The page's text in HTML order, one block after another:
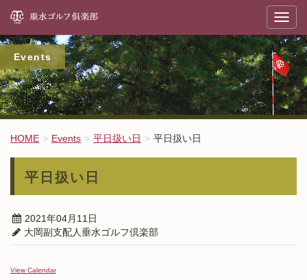
T
g
g
l
e
n
a
v
i
a
n
垂
Events
HOME Events 平日扱い日 平日扱い日
平日扱い日
2021年04月11日
大岡副支配人垂水ゴルフ倶楽部
View Calendar